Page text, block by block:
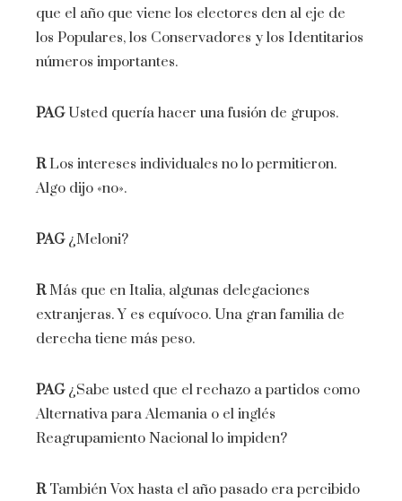
que el año que viene los electores den al eje de
los Populares, los Conservadores y los Identitarios
números importantes.
PAGUsted quería hacer una fusión de grupos.
RLos intereses individuales no lo permitieron.
Algo dijo «no».
PAG¿Meloni?
RMás que en Italia, algunas delegaciones
extranjeras. Y es equívoco. Una gran familia de
derecha tiene más peso.
PAG¿Sabe usted que el rechazo a partidos como
Alternativa para Alemania o el inglés
Reagrupamiento Nacional lo impiden?
RTambién Vox hasta el año pasado era percibido